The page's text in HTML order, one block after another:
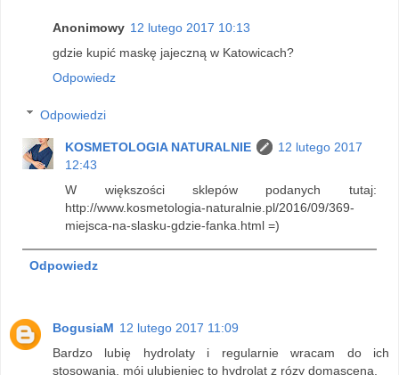
Anonimowy 12 lutego 2017 10:13
gdzie kupić maskę jajeczną w Katowicach?
Odpowiedz
Odpowiedzi
KOSMETOLOGIA NATURALNIE
12 lutego 2017
12:43
W większości sklepów podanych tutaj:
http://www.kosmetologia-naturalnie.pl/2016/09/369-
miejsca-na-slasku-gdzie-fanka.html =)
Odpowiedz
BogusiaM 12 lutego 2017 11:09
Bardzo lubię hydrolaty i regularnie wracam do ich
stosowania, mój ulubieniec to hydrolat z rózy domascena.